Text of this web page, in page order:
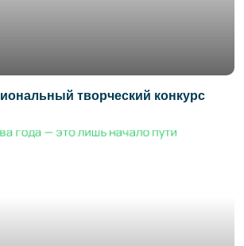
творческий конкурс